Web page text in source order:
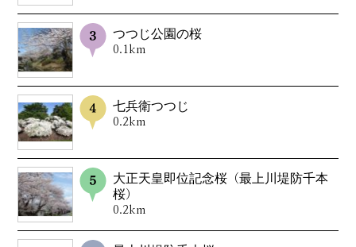
つつじ公園の桜
0.1km
七兵衛つつじ
0.2km
大正天皇即位記念桜（最上川堤防千本
桜）
0.2km